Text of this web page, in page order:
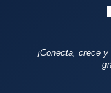
¡Conecta, crece